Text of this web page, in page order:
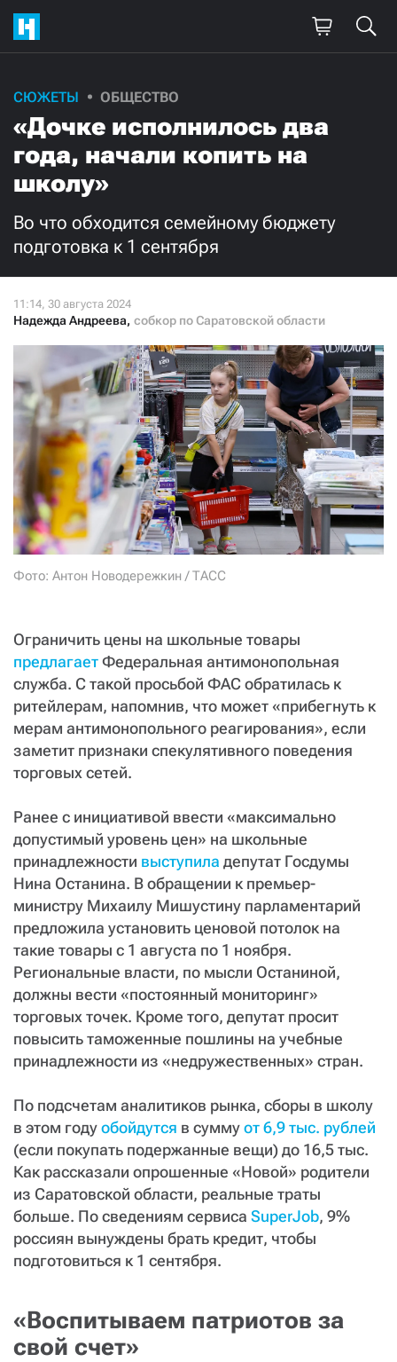
СЮЖЕТЫ ОБЩЕСТВО
«Дочке исполнилось два
года, начали копить на
школу»
Во что обходится семейному бюджету
подготовка к 1 сентября
Надежда Андреева, собкор по Саратовской области
Фото: Антон Новодережкин / ТАСС
Ограничить цены на школьные товары
предлагаетФедеральная антимонопольная
служба. С такой просьбой ФАС обратилась к
ритейлерам, напомнив, что может «прибегнуть к
мерам антимонопольного реагирования», если
заметит признаки спекулятивного поведения
торговых сетей.
Ранее с инициативой ввести «максимально
допустимый уровень цен» на школьные
принадлежности выступила депутат Госдумы
Нина Останина. В обращении к премьер-
министру Михаилу Мишустину парламентарий
предложила установить ценовой потолок на
такие товары с 1 августа по 1 ноября.
Региональные власти, по мысли Останиной,
должны вести «постоянный мониторинг»
торговых точек. Кроме того, депутат просит
повысить таможенные пошлины на учебные
принадлежности из «недружественных» стран.
По подсчетам аналитиков рынка, сборы в школу
в этом годуобойдутся в суммуот 6,9 тыс. рублей
(если покупать подержанные вещи) до 16,5 тыс.
Как рассказали опрошенные «Новой» родители
из Саратовской области, реальные траты
больше. По сведениям сервиса SuperJob, 9%
россиян вынуждены брать кредит, чтобы
подготовиться к 1 сентября.
«Воспитываем патриотов за
свой счет»
Поддержите
нашу работу!
Ежемесячно Разово
3000 1000
Нажимая кнопку «Стать соучастником»,
я принимаю условия и подтверждаю свое гражданство РФ
СТАТЬ СОУЧАСТНИКОМ
ПОДЕЛИТЬСЯ С ДРУЗЬЯМИ
Если у вас есть вопросы, пишите donate@novayagazeta.ruили
звоните:
+7 (929) 612-03-68